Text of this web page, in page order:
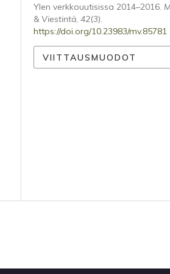
Ylen verkkouutisissa 2014–2016.
& Viestintä, 42(3).
https://doi.org/10.23983/mv.85781
VIITTAUSMUODOT